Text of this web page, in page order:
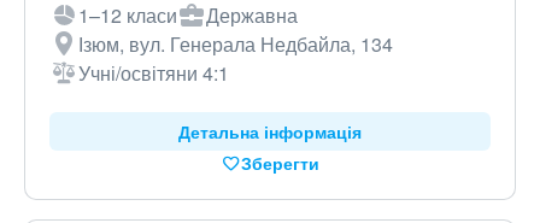
1–12 класи
Державна
Ізюм, вул. Генерала Недбайла, 134
Учні/освітяни 4:1
Детальна інформація
Зберегти